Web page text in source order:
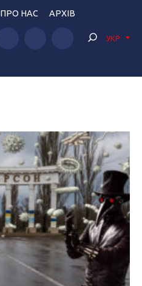
ПРО НАС АРХІВ
УКР